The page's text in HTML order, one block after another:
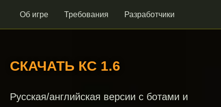
Об игре Требования Разработчики
СКАЧАТЬ КС 1.6
Русская/английская версии с ботами и